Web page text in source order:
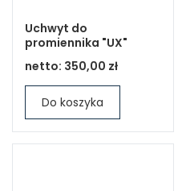
Uchwyt do
promiennika "UX"
netto: 350,00 zł
Do koszyka